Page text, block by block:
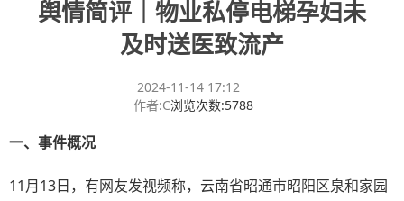
舆情简评｜物业私停电梯孕妇未
及时送医致流产
2024-11-14 17:12
作者:C浏览次数:5788
一、 事件概况
11月13日，有网友发视频称，云南省昭通市昭阳区泉和家园